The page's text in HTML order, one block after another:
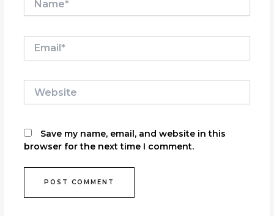
Email*
Save my name, email, and website in this
browser for the next time I comment.